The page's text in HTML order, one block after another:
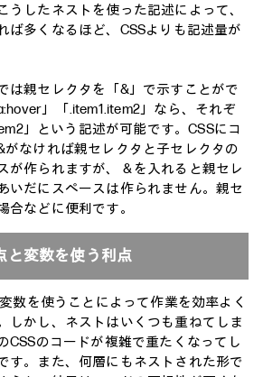
うしたネストを使った記述によって、
ば多くなるほど、CSSよりも記述量が
は親セレクタを「&」で示すことがで
」「.item1.item2」なら、それぞ
」という記述が可能です。CSSにコ
がなければ親セレクタと子セレクタの
が作られますが、＆を入れると親セレ
いだにスペースは作られません。親セ
合などに便利です。
と変数を使う利点
数を使うことによって作業を効率よく
しかし、ネストはいくつも重ねてしま
CSSのコードが複雑で重たくなってし
す。また、何層にもネストされた形で